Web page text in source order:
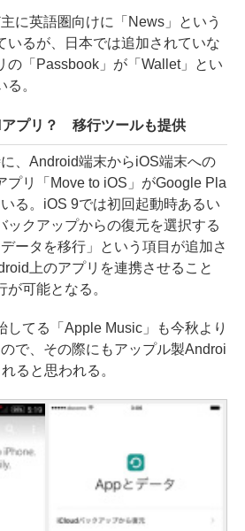
に英語圏向けに「News」という
いるが、日本では追加されていな
の「Passbook」が「Wallet」とい
。
プリ？ 移行ツールも提供
、Android端末からiOS端末への
プリ「Move to iOS」がGoogle Pla
る。iOS 9では初回起動時あるい
ックアップからの復元を選択する
ータを移行」という項目が追加さ
上のアプリを連携させること
可能となる。
てる「Apple Music」も今秋より
で、その際にもアップル製Androi
ると思われる。